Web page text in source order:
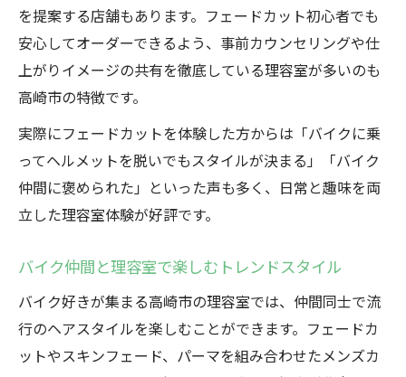
を提案する店舗もあります。フェードカット初心者でも
安心してオーダーできるよう、事前カウンセリングや仕
上がりイメージの共有を徹底している理容室が多いのも
高崎市の特徴です。
実際にフェードカットを体験した方からは「バイクに乗
ってヘルメットを脱いでもスタイルが決まる」「バイク
仲間に褒められた」といった声も多く、日常と趣味を両
立した理容室体験が好評です。
バイク仲間と理容室で楽しむトレンドスタイル
バイク好きが集まる高崎市の理容室では、仲間同士で流
行のヘアスタイルを楽しむことができます。フェードカ
ットやスキンフェード、パーマを組み合わせたメンズカ